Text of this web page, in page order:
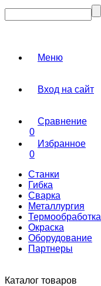
Меню
Вход на сайт
Сравнение
0
Избранное
0
Станки
Гибка
Сварка
Металлургия
Термообработка
Окраска
Оборудование
Партнеры
Каталог товаров